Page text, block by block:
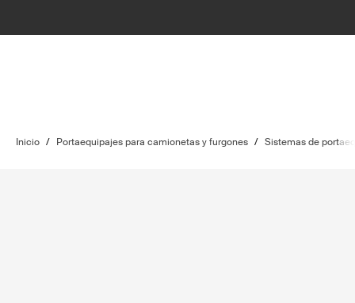
Inicio / Portaequipajes para camionetas y furgones / Sistemas de